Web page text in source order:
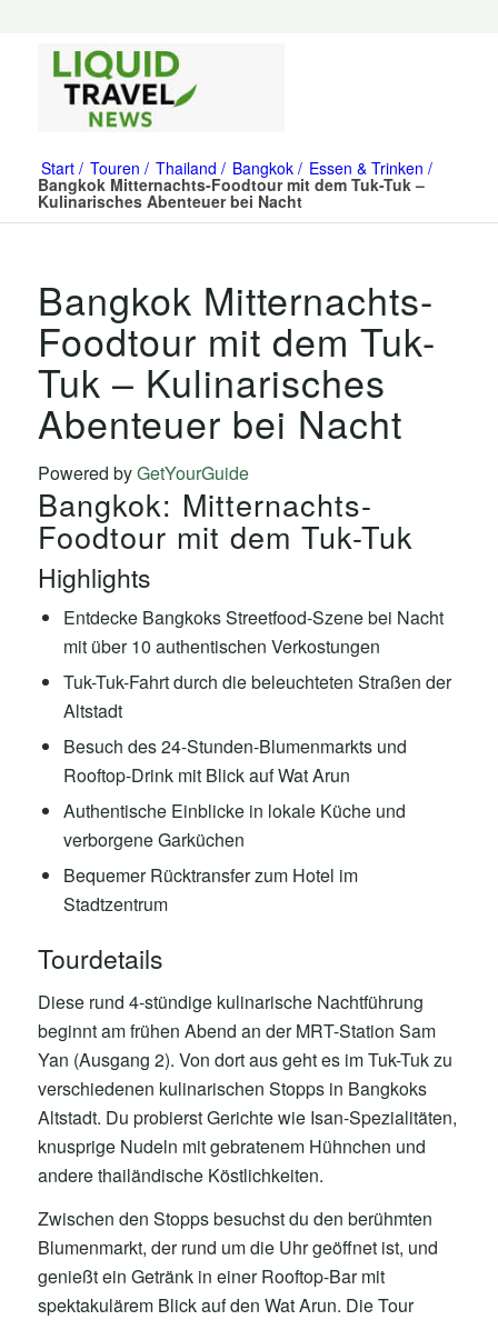
Start Touren Thailand Bangkok Essen & Trinken
Bangkok Mitternachts-Foodtour mit dem Tuk-Tuk –
Kulinarisches Abenteuer bei Nacht
Bangkok Mitternachts-
Foodtour mit dem Tuk-
Tuk – Kulinarisches
Abenteuer bei Nacht
Powered byGetYourGuide
Bangkok: Mitternachts-
Foodtour mit dem Tuk-Tuk
Highlights
Entdecke Bangkoks Streetfood-Szene bei Nacht
mit über 10 authentischen Verkostungen
Tuk-Tuk-Fahrt durch die beleuchteten Straßen der
Altstadt
Besuch des 24-Stunden-Blumenmarkts und
Rooftop-Drink mit Blick auf Wat Arun
Authentische Einblicke in lokale Küche und
verborgene Garküchen
Bequemer Rücktransfer zum Hotel im
Stadtzentrum
Tourdetails
Diese rund 4-stündige kulinarische Nachtführung
beginnt am frühen Abend an der MRT-Station Sam
Yan (Ausgang 2). Von dort aus geht es im Tuk-Tuk zu
verschiedenen kulinarischen Stopps in Bangkoks
Altstadt. Du probierst Gerichte wie Isan-Spezialitäten,
knusprige Nudeln mit gebratenem Hühnchen und
andere thailändische Köstlichkeiten.
Zwischen den Stopps besuchst du den berühmten
Blumenmarkt, der rund um die Uhr geöffnet ist, und
genießt ein Getränk in einer Rooftop-Bar mit
spektakulärem Blick auf den Wat Arun. Die Tour